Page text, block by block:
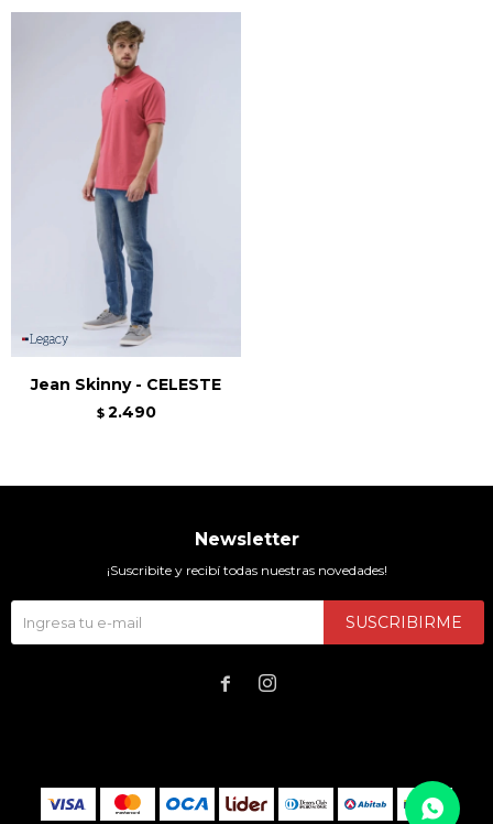
Jean Skinny - CELESTE
$ 2.490
Newsletter
¡Suscribite y recibí todas nuestras novedades!
SUSCRIBIRME
 